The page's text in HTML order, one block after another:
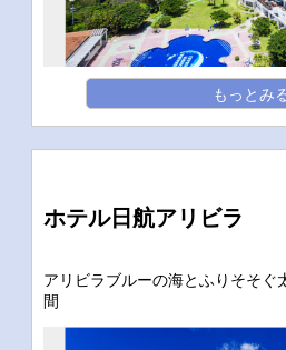
もっとみ
ホテル日航アリビラ
アリビラブルーの海とふりそそぐ
間